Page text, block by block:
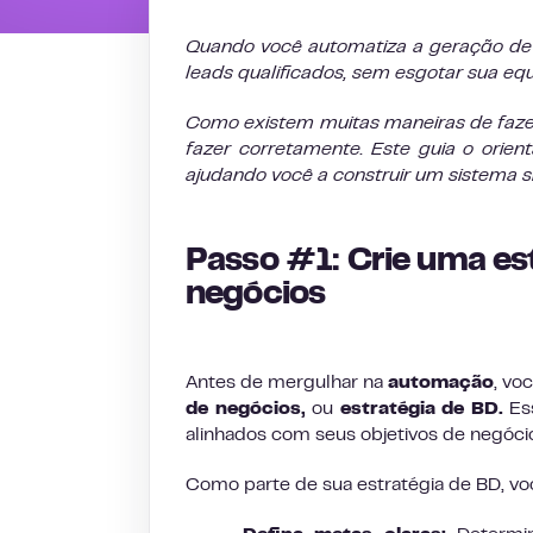
Quando você automatiza a geração
leads qualificados, sem esgotar sua
Como existem muitas maneiras de
fazer corretamente. Este guia o
ajudando você a construir um sistema
Passo #1: Crie uma
negócios
Antes de mergulhar naautomação,
de negócios, ou estratégia de BD.
alinhados com seus objetivos de
Como parte de sua estratégia de BD,